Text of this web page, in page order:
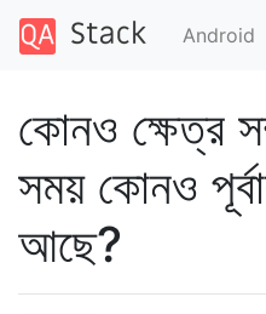
Android
কোনও ক্ষেত্র
সময় কোনও
আছে?